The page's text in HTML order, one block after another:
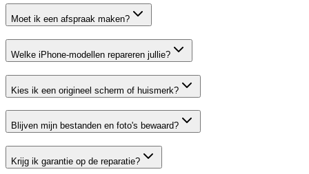
Moet ik een afspraak maken?
Welke iPhone-modellen repareren jullie?
Kies ik een origineel scherm of huismerk?
Blijven mijn bestanden en foto's bewaard?
Krijg ik garantie op de reparatie?